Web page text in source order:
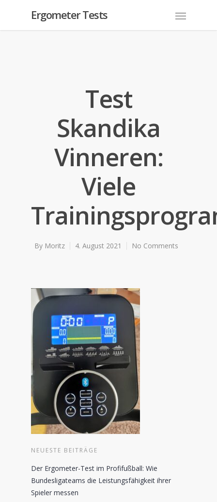
Ergometer Tests
Test
Skandika
Vinneren:
Viele
By Moritz 4. August 2021 No Comments
NEUESTE BEITRÄGE
Der Ergometer-Test im Profifußball: Wie
Bundesligateams die Leistungsfähigkeit ihrer
Spieler messen